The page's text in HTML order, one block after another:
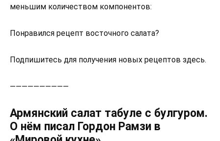
меньшим количеством компонентов:
Понравился рецепт восточного салата?
Подпишитесь для получения новых рецептов здесь.
——————————
Армянский салат табуле с булгуром.
О нём писал Гордон Рамзи в